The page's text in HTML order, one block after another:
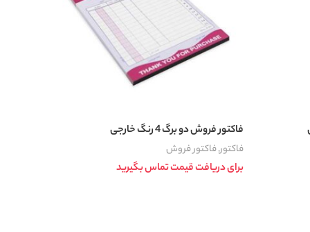
فاکتور فروش دو برگ 4 رنگ خارجی
فاکتور,فاکتور فروش
برای دریافت قیمت تماس بگیرید